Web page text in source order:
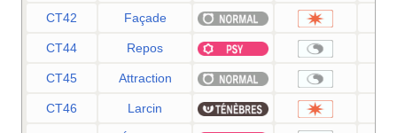
CT42 Façade
CT44 Repos
CT45 Attraction
CT46 Larcin